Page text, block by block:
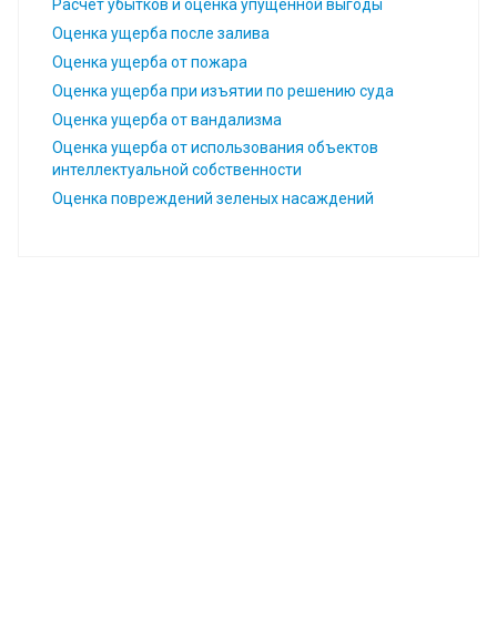
Расчет убытков и оценка упущенной выгоды
Оценка ущерба после залива
Оценка ущерба от пожара
Оценка ущерба при изъятии по решению суда
Оценка ущерба от вандализма
Оценка ущерба от использования объектов
интеллектуальной собственности
Оценка повреждений зеленых насаждений